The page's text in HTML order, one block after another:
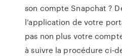
son compte Snapchat ?
l’application de votre
pas non plus votre
à suivre la procédure ci-